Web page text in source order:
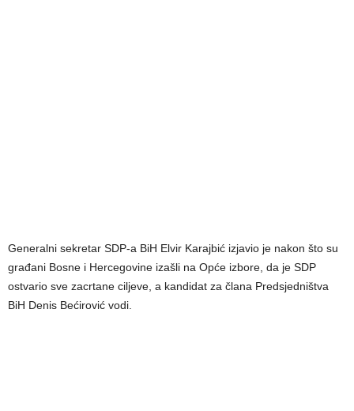
Generalni sekretar SDP-a BiH Elvir Karajbić izjavio je nakon što su
građani Bosne i Hercegovine izašli na Opće izbore, da je SDP
ostvario sve zacrtane ciljeve, a kandidat za člana Predsjedništva
BiH Denis Bećirović vodi.